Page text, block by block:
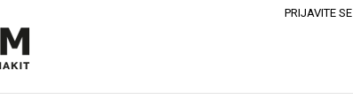
PRIJAVITE SE